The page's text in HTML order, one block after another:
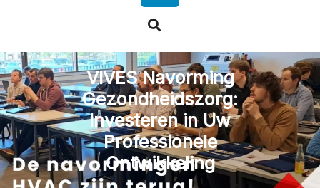
Button
VIVES Navorming
Gezondheidszorg:
Investeren in Uw
Professionele
Ontwikkeling